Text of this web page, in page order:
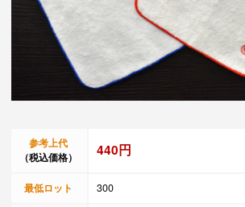
参考上代
（税込価格）
440円
最低ロット 300